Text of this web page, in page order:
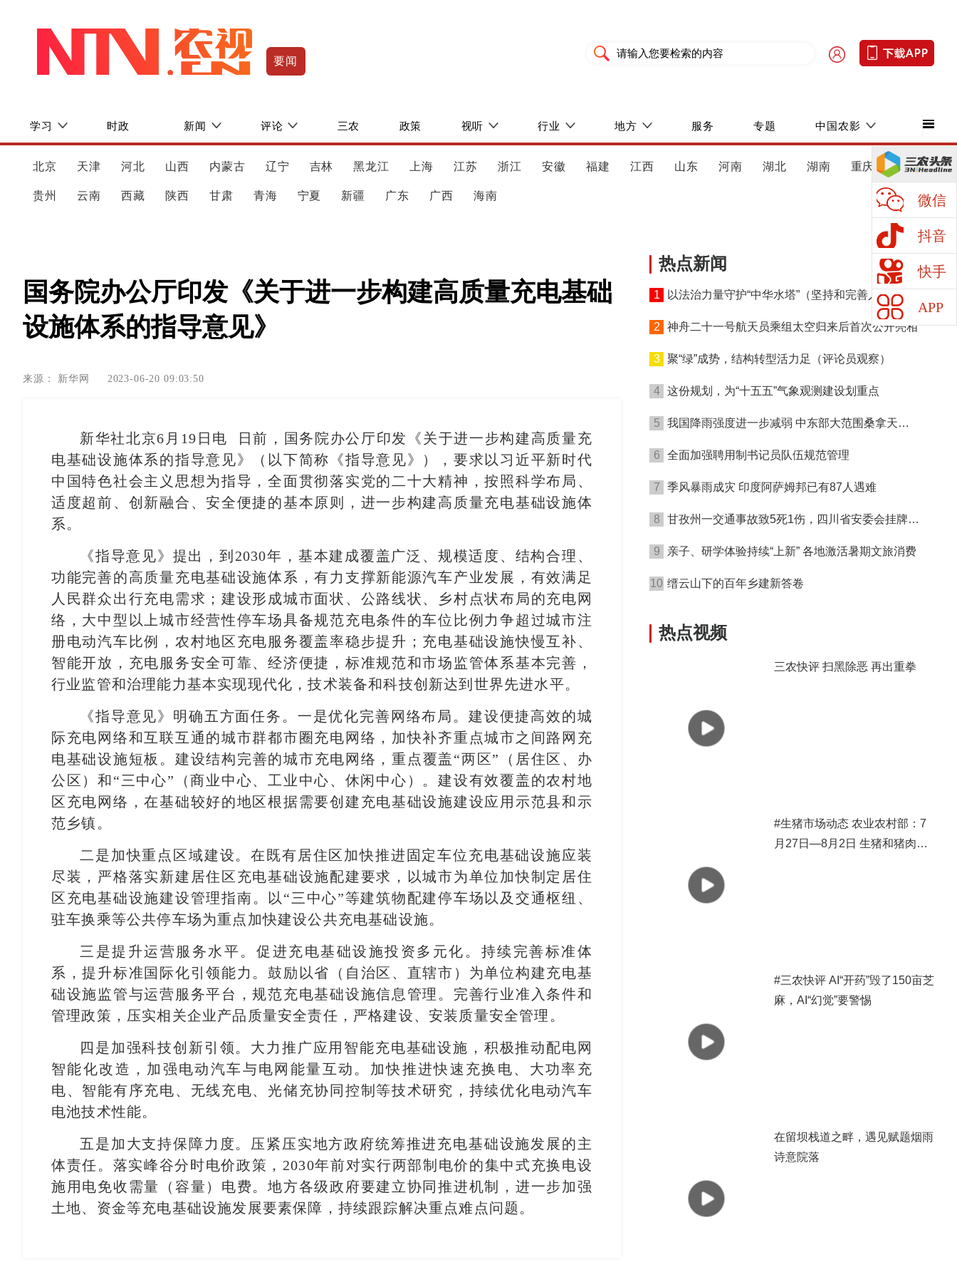
要闻
学习 时政 新闻 评论 三农 政策 视听 行业 地方 服务 专题 中国农影
北京 天津 河北 山西 内蒙古 辽宁 吉林 黑龙江 上海 江苏 浙江 安徽 福建 江西 山东 河南 湖北 湖南 重庆 四川
贵州 云南 西藏 陕西 甘肃 青海 宁夏 新疆 广东 广西 海南 微信
抖音
快手
APP
国务院办公厅印发《关于进一步构建高质量充电基础
设施体系的指导意见》
来源： 新华网 2023-06-20 09:03:50
新华社北京6月19日电 日前，国务院办公厅印发《关于进一步构建高质量充
电基础设施体系的指导意见》（以下简称《指导意见》），要求以习近平新时代
中国特色社会主义思想为指导，全面贯彻落实党的二十大精神，按照科学布局、
适度超前、创新融合、安全便捷的基本原则，进一步构建高质量充电基础设施体
系。
《指导意见》提出，到2030年，基本建成覆盖广泛、规模适度、结构合理、
功能完善的高质量充电基础设施体系，有力支撑新能源汽车产业发展，有效满足
人民群众出行充电需求；建设形成城市面状、公路线状、乡村点状布局的充电网
络，大中型以上城市经营性停车场具备规范充电条件的车位比例力争超过城市注
册电动汽车比例，农村地区充电服务覆盖率稳步提升；充电基础设施快慢互补、
智能开放，充电服务安全可靠、经济便捷，标准规范和市场监管体系基本完善，
行业监管和治理能力基本实现现代化，技术装备和科技创新达到世界先进水平。
《指导意见》明确五方面任务。一是优化完善网络布局。建设便捷高效的城
际充电网络和互联互通的城市群都市圈充电网络，加快补齐重点城市之间路网充
电基础设施短板。建设结构完善的城市充电网络，重点覆盖“两区”（居住区、办
公区）和“三中心”（商业中心、工业中心、休闲中心）。建设有效覆盖的农村地
区充电网络，在基础较好的地区根据需要创建充电基础设施建设应用示范县和示
范乡镇。
二是加快重点区域建设。在既有居住区加快推进固定车位充电基础设施应装
尽装，严格落实新建居住区充电基础设施配建要求，以城市为单位加快制定居住
区充电基础设施建设管理指南。以“三中心”等建筑物配建停车场以及交通枢纽、
驻车换乘等公共停车场为重点加快建设公共充电基础设施。
三是提升运营服务水平。促进充电基础设施投资多元化。持续完善标准体
系，提升标准国际化引领能力。鼓励以省（自治区、直辖市）为单位构建充电基
础设施监管与运营服务平台，规范充电基础设施信息管理。完善行业准入条件和
管理政策，压实相关企业产品质量安全责任，严格建设、安装质量安全管理。
四是加强科技创新引领。大力推广应用智能充电基础设施，积极推动配电网
智能化改造，加强电动汽车与电网能量互动。加快推进快速充换电、大功率充
电、智能有序充电、无线充电、光储充协同控制等技术研究，持续优化电动汽车
电池技术性能。
五是加大支持保障力度。压紧压实地方政府统筹推进充电基础设施发展的主
体责任。落实峰谷分时电价政策，2030年前对实行两部制电价的集中式充换电设
施用电免收需量（容量）电费。地方各级政府要建立协同推进机制，进一步加强
土地、资金等充电基础设施发展要素保障，持续跟踪解决重点难点问题。
热点新闻
1
以法治力量守护“中华水塔”（坚持和完善人民代表
2
神舟二十一号航天员乘组太空归来后首次公开亮相
3 聚“绿”成势，结构转型活力足（评论员观察）
4 这份规划，为“十五五”气象观测建设划重点
5
我国降雨强度进一步减弱 中东部大范围桑拿天持
6
全面加强聘用制书记员队伍规范管理
7 季风暴雨成灾 印度阿萨姆邦已有87人遇难
8
甘孜州一交通事故致5死1伤，四川省安委会挂牌督
9
亲子、研学体验持续“上新” 各地激活暑期文旅消费
10 缙云山下的百年乡建新答卷
热点视频
三农快评 扫黑除恶 再出重拳
#生猪市场动态 农业农村部：7
月27日—8月2日 生猪和猪肉价
#三农快评 AI“开药”毁了150亩芝
麻，AI“幻觉”要警惕
在留坝栈道之畔，遇见赋题烟雨
诗意院落